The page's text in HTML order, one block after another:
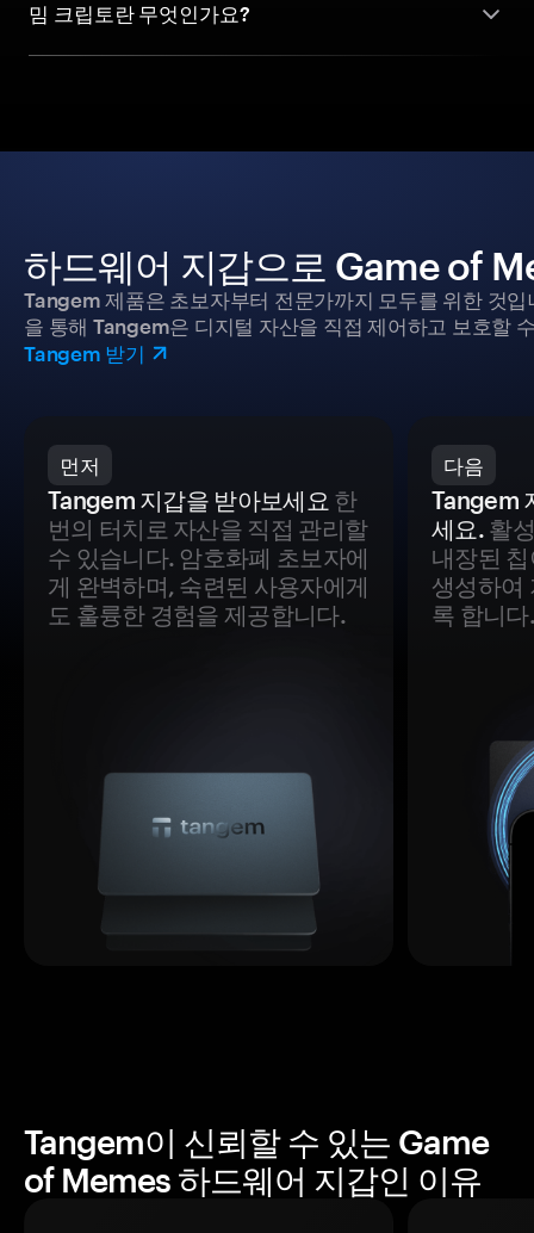
밈 크립토란 무엇인가요?
하드웨어 지갑으로 Game of
Tangem 제품은 초보자부터 전문가까지 모두를 위한 것
을 통해 Tangem은 디지털 자산을 직접 제어하고 보호할
Tangem 받기
먼저
Tangem 지갑을 받아보세요 한
번의 터치로 자산을 직접 관리할
수 있습니다. 암호화폐 초보자에
게 완벽하며, 숙련된 사용자에게
도 훌륭한 경험을 제공합니다.
다음
Tangem
세요.활
내장된
생성하여
록 합니다.
Tangem이 신뢰할 수 있는 Game
of Memes 하드웨어 지갑인 이유